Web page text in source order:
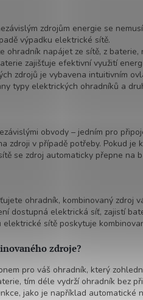
v
ý
p
i
s
u
zdrojům energie se
výpadku elektrické sítě.
ohradník napájet ze sítě, z
zajišťuje efektivní využití
zdrojů je vybavena intuitivním
typy elektrických ohradníků a
obvody – jedním pro
zdroji v případě potřeby. Pokud
se zdroj automaticky přepne na
ohradník, kombinovaný zdroj
dostupná elektrická síť, zajistí
sítě poskytuje
zdroje?
pro váš ohradník, který
tím déle vydrží ohradník bez
jako je například